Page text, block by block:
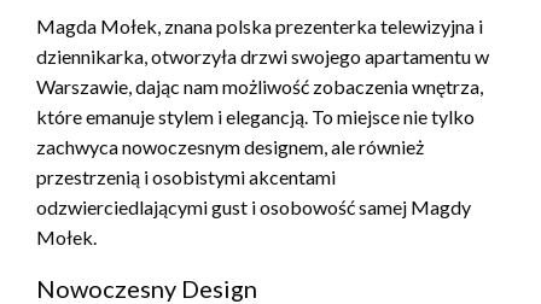
Magda Mołek, znana polska prezenterka telewizyjna i
dziennikarka, otworzyła drzwi swojego apartamentu w
Warszawie, dając nam możliwość zobaczenia wnętrza,
które emanuje stylem i elegancją. To miejsce nie tylko
zachwyca nowoczesnym designem, ale również
przestrzenią i osobistymi akcentami
odzwierciedlającymi gust i osobowość samej Magdy
Mołek.
Nowoczesny Design